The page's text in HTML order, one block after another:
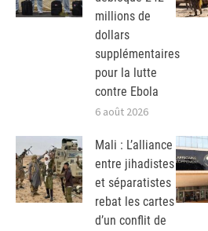
millions de
dollars
supplémentaires
pour la lutte
contre Ebola
6 août 2026
Mali : L’alliance
entre jihadistes
et séparatistes
rebat les cartes
d’un conflit de